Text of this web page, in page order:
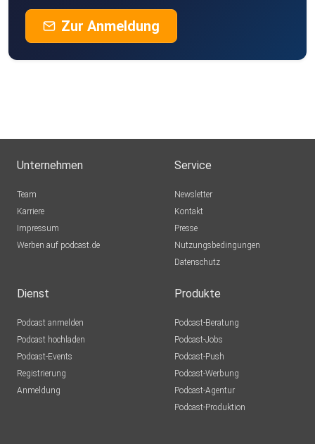
Zur Anmeldung
Unternehmen
Team
Karriere
Impressum
Werben auf podcast.de
Service
Newsletter
Kontakt
Presse
Nutzungsbedingungen
Datenschutz
Dienst
Podcast anmelden
Podcast hochladen
Podcast-Events
Registrierung
Anmeldung
Produkte
Podcast-Beratung
Podcast-Jobs
Podcast-Push
Podcast-Werbung
Podcast-Agentur
Podcast-Produktion